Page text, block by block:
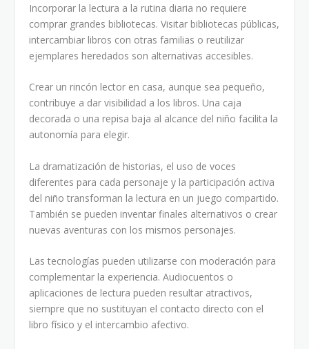
Incorporar la lectura a la rutina diaria no requiere
comprar grandes bibliotecas. Visitar bibliotecas públicas,
intercambiar libros con otras familias o reutilizar
ejemplares heredados son alternativas accesibles.
Crear un rincón lector en casa, aunque sea pequeño,
contribuye a dar visibilidad a los libros. Una caja
decorada o una repisa baja al alcance del niño facilita la
autonomía para elegir.
La dramatización de historias, el uso de voces
diferentes para cada personaje y la participación activa
del niño transforman la lectura en un juego compartido.
También se pueden inventar finales alternativos o crear
nuevas aventuras con los mismos personajes.
Las tecnologías pueden utilizarse con moderación para
complementar la experiencia. Audiocuentos o
aplicaciones de lectura pueden resultar atractivos,
siempre que no sustituyan el contacto directo con el
libro físico y el intercambio afectivo.